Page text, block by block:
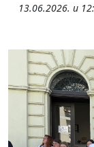
13.06.2026. u